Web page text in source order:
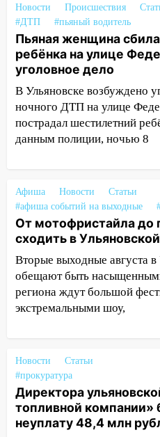
Ульяновск: дерево
Орджоникидзе
13:47 На Нижней
ветром вырвало
13:46 Сильный
СТО на проспекте
13:35 Непогода
13:22
Упавшие
дороги в
13:17 Непогода в
закончится сегодня:
сохранятся 9
13:15 Трижды «брал
житель
проспекте Филатова
13:12 Дерево
Новгородской в
на электрощит
Новости Происшествия
#ДТП
#пьяный водитель
Пьяная женщина
ребёнка на улице
уголовное дело
В Ульяновске возбуждено
ночного ДТП на улице
пострадал шестилетний
данным полиции, ночью 8
Афиша Новости
Статьи
#афиша событий на выходные
От мотофристайла до
сходить в
Вторые выходные августа в
обещают быть
региона ждут большой
экстремальными шоу,
Новости
Статьи
#прокуратура
Директора
топливной компании»
неуплату 48,4 млн